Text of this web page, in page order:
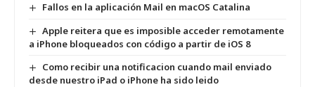
Fallos en la aplicación Mail en macOS Catalina
Apple reitera que es imposible acceder remotamente
a iPhone bloqueados con código a partir de iOS 8
Como recibir una notificacion cuando mail enviado
desde nuestro iPad o iPhone ha sido leido